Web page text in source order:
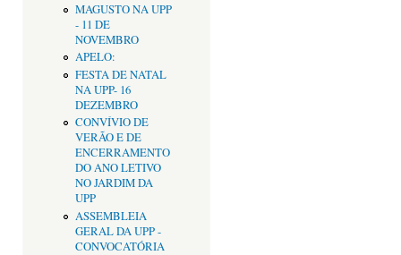
MAGUSTO NA UPP
- 11 DE
NOVEMBRO
APELO:
FESTA DE NATAL
NA UPP- 16
DEZEMBRO
CONVÍVIO DE
VERÃO E DE
ENCERRAMENTO
DO ANO LETIVO
NO JARDIM DA
UPP
ASSEMBLEIA
GERAL DA UPP -
CONVOCATÓRIA